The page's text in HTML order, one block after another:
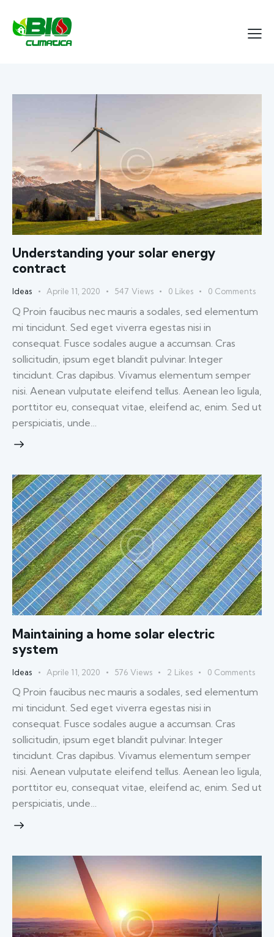
Understanding your solar energy
contract
Ideas Aprile 11, 2020 547 Views 0 Likes 0 Comments
Q Proin faucibus nec mauris a sodales, sed elementum
mi tincidunt. Sed eget viverra egestas nisi in
consequat. Fusce sodales augue a accumsan. Cras
sollicitudin, ipsum eget blandit pulvinar. Integer
tincidunt. Cras dapibus. Vivamus elementum semper
nisi. Aenean vulputate eleifend tellus. Aenean leo ligula,
porttitor eu, consequat vitae, eleifend ac, enim. Sed ut
perspiciatis, unde…
Maintaining a home solar electric
system
Ideas Aprile 11, 2020 576 Views 2 Likes 0 Comments
Q Proin faucibus nec mauris a sodales, sed elementum
mi tincidunt. Sed eget viverra egestas nisi in
consequat. Fusce sodales augue a accumsan. Cras
sollicitudin, ipsum eget blandit pulvinar. Integer
tincidunt. Cras dapibus. Vivamus elementum semper
nisi. Aenean vulputate eleifend tellus. Aenean leo ligula,
porttitor eu, consequat vitae, eleifend ac, enim. Sed ut
perspiciatis, unde…